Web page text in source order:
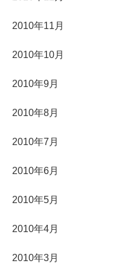
2010年11月
2010年10月
2010年9月
2010年8月
2010年7月
2010年6月
2010年5月
2010年4月
2010年3月